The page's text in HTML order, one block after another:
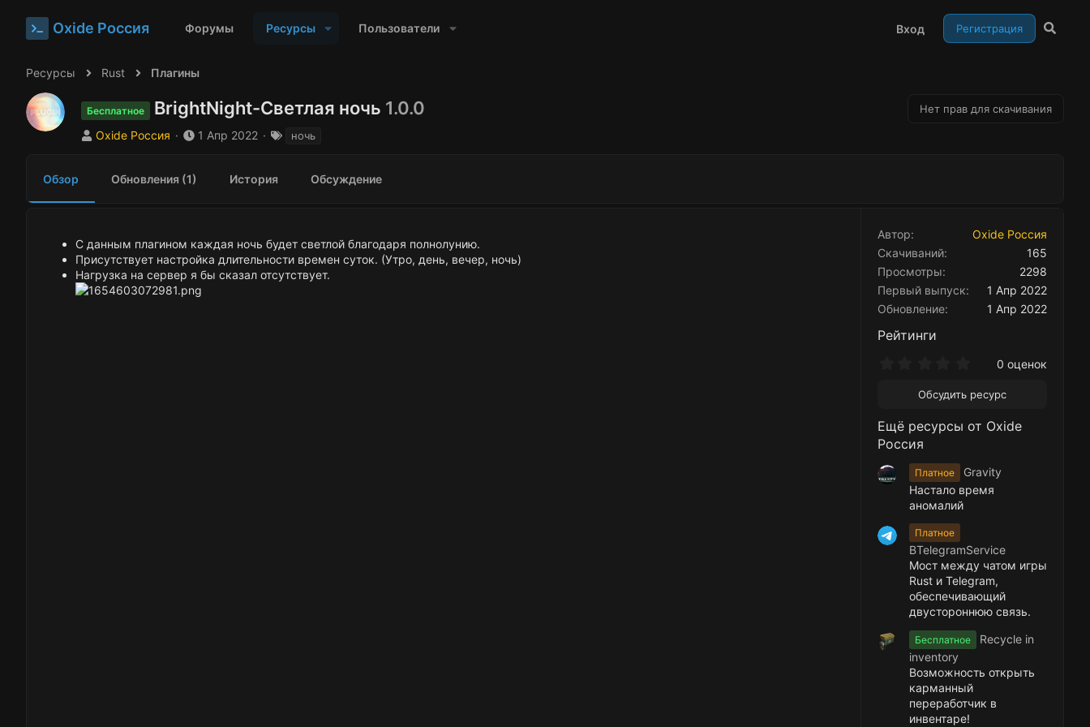
Oxide Россия Форумы Ресурсы Пользователи Вход Регистрация
Ресурсы Rust Плагины
Бесплатное BrightNight-Светлая ночь 1.0.0 Нет прав для скачивания
А
Oxide Россия
Д
д
а
н
и
1 Апр 2022 ночь
Обзор Обновления (1) История Обсуждение
С данным плагином каждая ночь будет светлой благодаря полнолунию.
Присутствует настройка длительности времен суток. (Утро, день, вечер, ночь)
Нагрузка на сервер я бы сказал отсутствует.
Автор
Oxide Россия
Скачиваний
165
Просмотры
2298
Первый выпуск
1 Апр 2022
Обновление
1 Апр 2022
Рейтинги
0
в
д
0 оценок
Обсудить ресурс
Ещё ресурсы от Oxide
Россия
Платное
Gravity
Настало время
аномалий
Платное
BTelegramService
Мост между чатом игры
Rust и Telegram,
обеспечивающий
двустороннюю связь.
Бесплатное
Recycle in
inventory
Возможность открыть
карманный
переработчик в
инвентаре!